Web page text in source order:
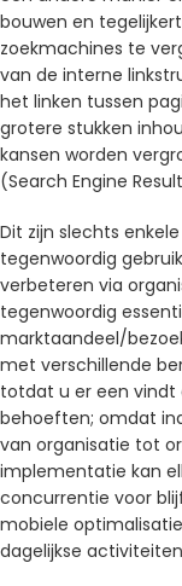
bouwen en
zoekmachines te
van de interne
het linken tussen
grotere stukken
kansen worden
(Search Engine
Dit zijn slechts
tegenwoordig
verbeteren via
tegenwoordig
marktaandeel/
met verschillende
totdat u er een vindt
behoeften; omdat
van organisatie tot
implementatie kan
concurrentie voor
mobiele
dagelijkse